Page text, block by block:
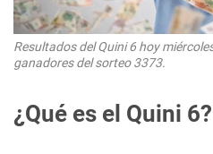
Resultados del Quini 6 hoy
ganadores del sorteo 3373.
¿Qué es el Quini 6?